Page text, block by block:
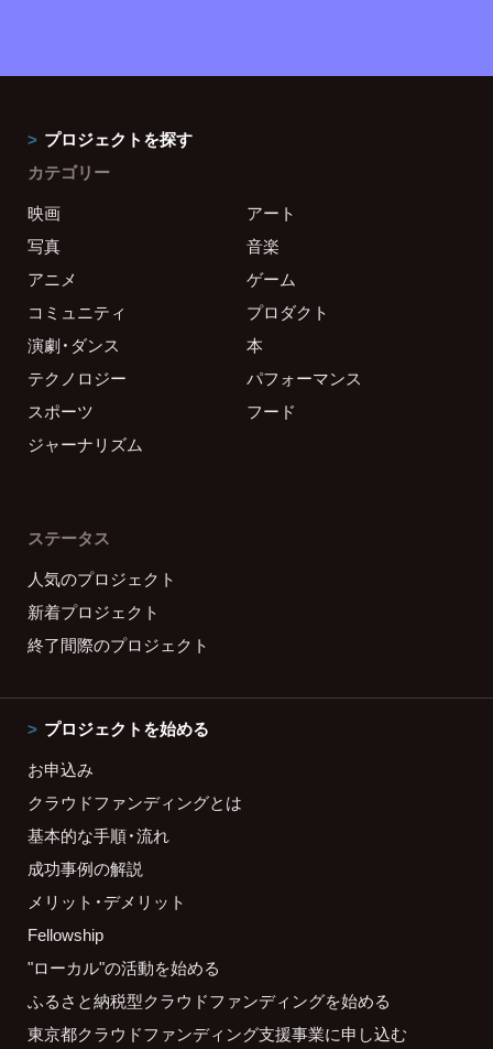
プロジェクトを探す
カテゴリー
映画
アート
写真
音楽
アニメ
ゲーム
コミュニティ
プロダクト
演劇・ダンス
本
テクノロジー
パフォーマンス
スポーツ
フード
ジャーナリズム
ステータス
人気のプロジェクト
新着プロジェクト
終了間際のプロジェクト
プロジェクトを始める
お申込み
クラウドファンディングとは
基本的な手順・流れ
成功事例の解説
メリット・デメリット
Fellowship
"ローカル"の活動を始める
ふるさと納税型クラウドファンディングを始める
東京都クラウドファンディング支援事業に申し込む